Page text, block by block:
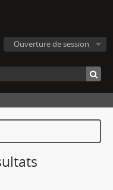
Ouverture de session